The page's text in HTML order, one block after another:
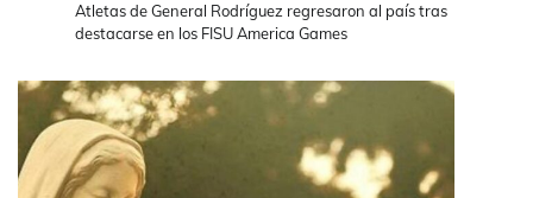
Atletas de General Rodríguez regresaron al país tras
destacarse en los FISU America Games